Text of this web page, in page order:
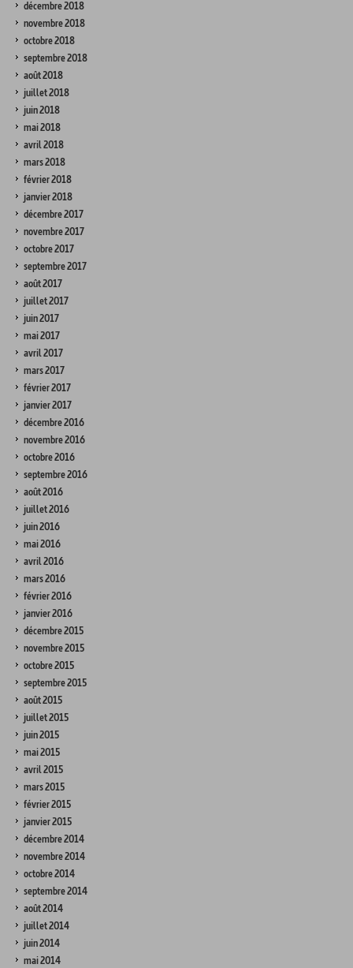
décembre 2018
novembre 2018
octobre 2018
septembre 2018
août 2018
juillet 2018
juin 2018
mai 2018
avril 2018
mars 2018
février 2018
janvier 2018
décembre 2017
novembre 2017
octobre 2017
septembre 2017
août 2017
juillet 2017
juin 2017
mai 2017
avril 2017
mars 2017
février 2017
janvier 2017
décembre 2016
novembre 2016
octobre 2016
septembre 2016
août 2016
juillet 2016
juin 2016
mai 2016
avril 2016
mars 2016
février 2016
janvier 2016
décembre 2015
novembre 2015
octobre 2015
septembre 2015
août 2015
juillet 2015
juin 2015
mai 2015
avril 2015
mars 2015
février 2015
janvier 2015
décembre 2014
novembre 2014
octobre 2014
septembre 2014
août 2014
juillet 2014
juin 2014
mai 2014